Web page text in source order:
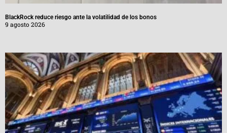
BlackRock reduce riesgo ante la volatilidad de los bonos
9 agosto 2026